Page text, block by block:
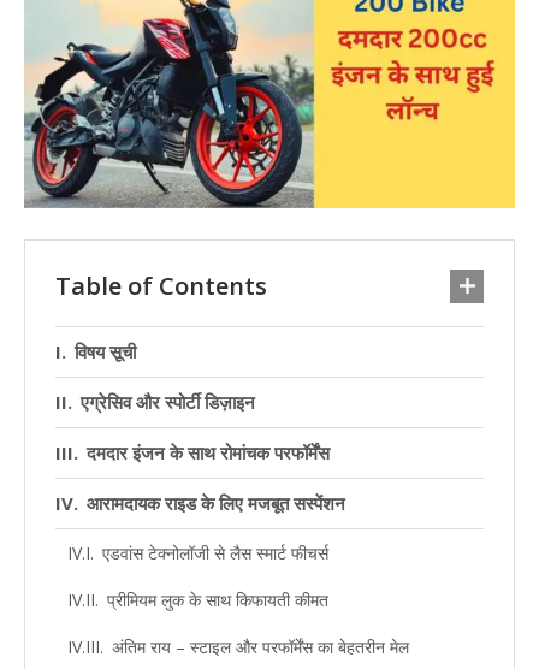
Table of Contents
विषय सूची
एग्रेसिव और स्पोर्टी डिज़ाइन
दमदार इंजन के साथ रोमांचक परफॉर्मेंस
आरामदायक राइड के लिए मजबूत सस्पेंशन
एडवांस टेक्नोलॉजी से लैस स्मार्ट फीचर्स
प्रीमियम लुक के साथ किफायती कीमत
अंतिम राय – स्टाइल और परफॉर्मेंस का बेहतरीन मेल